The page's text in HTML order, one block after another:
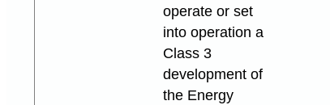
operate or set
into operation a
Class 3
development of
the Energy